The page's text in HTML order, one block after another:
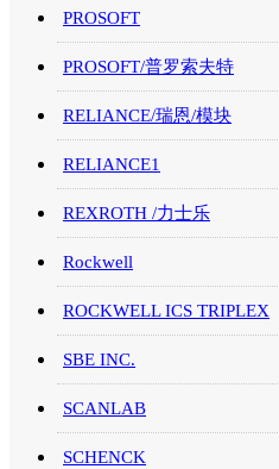
PROSOFT
PROSOFT/普罗索夫特
RELIANCE/瑞恩/模块
RELIANCE1
REXROTH /力士乐
Rockwell
ROCKWELL ICS TRIPLEX
SBE INC.
SCANLAB
SCHENCK